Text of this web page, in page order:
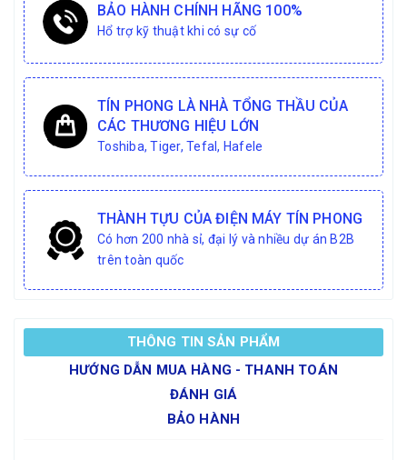
BẢO HÀNH CHÍNH HÃNG 100%
Hổ trợ kỹ thuật khi có sự cố
TÍN PHONG LÀ NHÀ TỔNG THẦU CỦA
CÁC THƯƠNG HIỆU LỚN
Toshiba, Tiger, Tefal, Hafele
THÀNH TỰU CỦA ĐIỆN MÁY TÍN PHONG
Có hơn 200 nhà sỉ, đại lý và nhiều dự án B2B
trên toàn quốc
THÔNG TIN SẢN PHẨM
HƯỚNG DẪN MUA HÀNG - THANH TOÁN
ĐÁNH GIÁ
BẢO HÀNH